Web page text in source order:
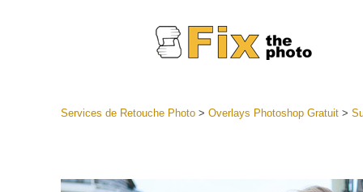
Services de Retouche Photo> Overlays Photoshop Gratuit>